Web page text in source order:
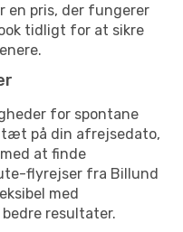
en pris, der fungerer
tidligt for at sikre
for spontane
tæt på din afrejsedato,
at finde
flyrejser fra Billund
med
resultater.